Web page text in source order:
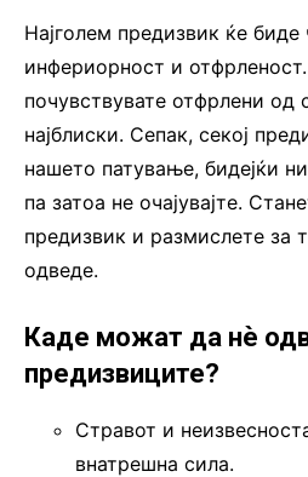
Најголем предизвик ќе биде
инфериорност и
почувствувате отфрлени од
најблиски. Сепак, секој
нашето патување, бидејќи
па затоа не очајувајте.
предизвик и размислете за
одведе.
Каде можат да нè
предизвиците?
Стравот и
внатрешна сила.